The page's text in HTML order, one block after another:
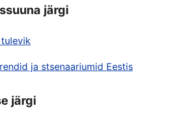
järgi
ja stsenaariumid Eestis
järgi